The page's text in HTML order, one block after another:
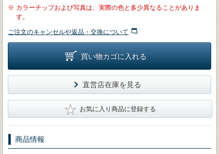
※ カラーチップおよび写真は、実際の色と多少異なることがありま
す。
ご注文のキャンセルや返品・交換について
買い物カゴに入れる
直営店在庫を見る
★ お気に入り商品に登録する
商品情報